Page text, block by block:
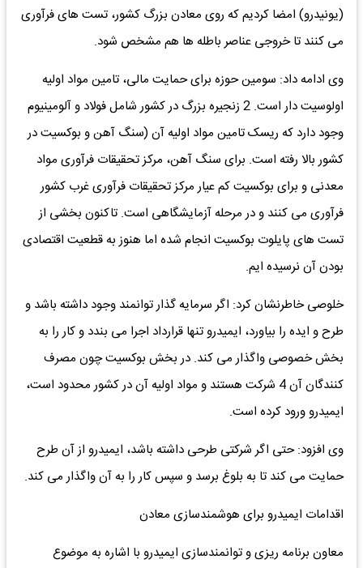
(یونیدرو) امضا کردیم که روی معادن بزرگ کشور، تست های فرآوری
می کنند تا خروجی عناصر باطله ها هم مشخص شود.
وی ادامه داد: سومین حوزه برای حمایت مالی، تامین مواد اولیه
اولوسیت دار است. 2 زنجیره بزرگ در کشور شامل فولاد و آلومینیوم
وجود دارد که ریسک تامین مواد اولیه آن (سنگ آهن و بوکسیت در
کشور بالا رفته است. برای سنگ آهن، مرکز تحقیقات فرآوری مواد
معدنی و برای بوکسیت کم عیار مرکز تحقیقات فرآوری غرب کشور
فرآوری می کنند و در مرحله آزمایشگاهی است. تاکنون بخشی از
تست های پایلوت بوکسیت انجام شده اما هنوز به قطعیت اقتصادی
بودن آن نرسیده ایم.
خلوصی خاطرنشان کرد: اگر سرمایه گذار توانمند وجود داشته باشد و
طرح و ایده را بیاورد، ایمیدرو تنها قرارداد اجرا می بندد و کار را به
بخش خصوصی واگذار می کند. در بخش بوکسیت چون مصرف
کنندگان آن 4 شرکت هستند و مواد اولیه آن در کشور محدود است،
ایمیدرو ورود کرده است.
وی افزود: حتی اگر شرکتی طرحی داشته باشد، ایمیدرو از آن طرح
حمایت می کند تا به بلوغ برسد و سپس کار را به آن واگذار می کند.
اقدامات ایمیدرو برای هوشمندسازی معادن
معاون برنامه ریزی و توانمندسازی ایمیدرو با اشاره به موضوع